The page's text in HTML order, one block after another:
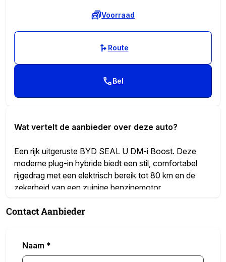
Voorraad
Route
Bel
Wat vertelt de aanbieder over deze auto?
Een rijk uitgeruste BYD SEAL U DM-i Boost. Deze
moderne plug-in hybride biedt een stil, comfortabel
rijgedrag met een elektrisch bereik tot 80 km en de
zekerheid van een zuinige benzinemotor.
Daarnaast profiteer je van de royale BYD-
voor langdurige zorgeloosheid.
Contact Aanbieder
Naam *